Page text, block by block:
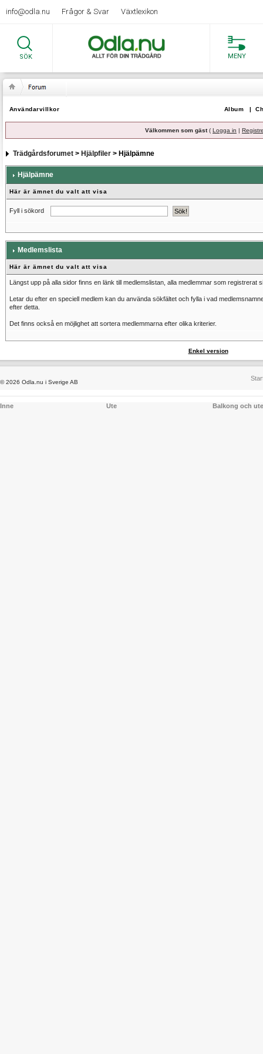
info@odla.nu Frågor & Svar Växtlexikon
SÖK MENY
Användarvillkor Album |
Välkommen som gäst( Logga in |
Trädgårdsforumet> Hjälpfiler> Hjälpämne
Hjälpämne
Här är ämnet du valt att visa
Fyll i sökord
Medlemslista
Här är ämnet du valt att visa
Längst upp på alla sidor finns en länk till medlemslistan, alla medlemmar som registrerat
Letar du efter en speciell medlem kan du använda sökfältet och fylla i vad
efter detta.
Det finns också en möjlighet att sortera medlemmarna efter olika kriterier.
Enkel version
© 2026 Odla.nu i Sverige AB
Inne Ute Balkong och